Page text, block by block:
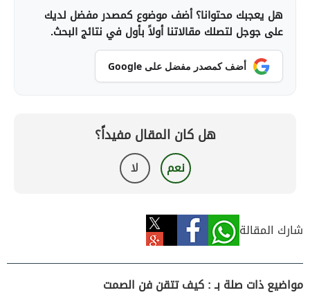
هل يعجبك محتوانا؟ أضف موضوع كمصدر مفضل لديك
على جوجل لتصلك مقالاتنا أولاً بأول في نتائج البحث.
أضف كمصدر مفضل على Google
هل كان المقال مفيداً؟
نعم لا
شارك المقالة
مواضيع ذات صلة بـ : كيف تتقن فن الصمت